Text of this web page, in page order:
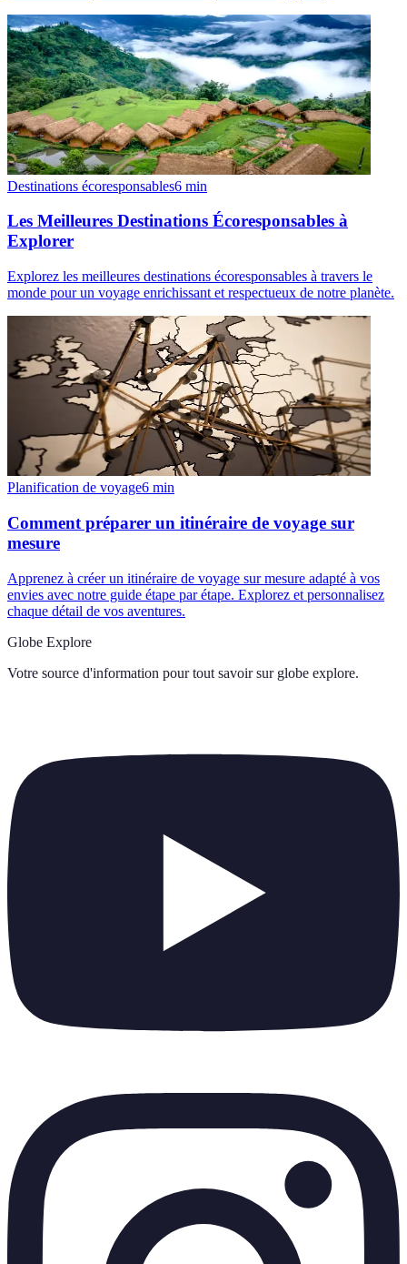
Destinations écoresponsables6 min
Les Meilleures Destinations Écoresponsables à
Explorer
Explorez les meilleures destinations écoresponsables à travers le
monde pour un voyage enrichissant et respectueux de notre planète.
Planification de voyage6 min
Comment préparer un itinéraire de voyage sur
mesure
Apprenez à créer un itinéraire de voyage sur mesure adapté à vos
envies avec notre guide étape par étape. Explorez et personnalisez
chaque détail de vos aventures.
Globe Explore
Votre source d'information pour tout savoir sur globe explore.